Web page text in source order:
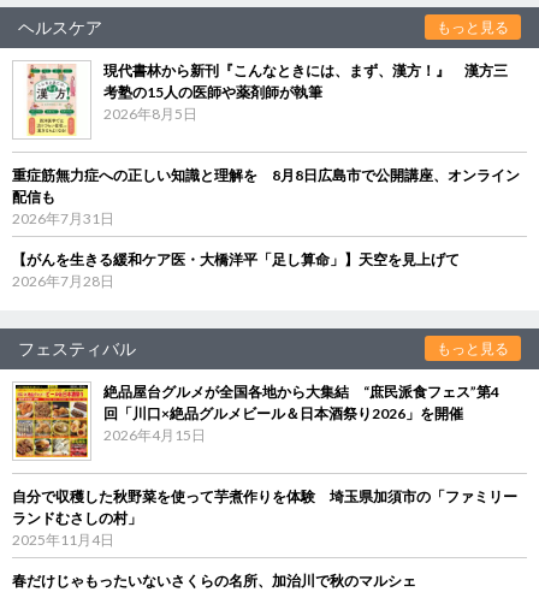
ヘルスケア もっと見る
現代書林から新刊『こんなときには、まず、漢方！』 漢方三
考塾の15人の医師や薬剤師が執筆
2026年8月5日
重症筋無力症への正しい知識と理解を 8月8日広島市で公開講座、オンライン
配信も
2026年7月31日
【がんを生きる緩和ケア医・大橋洋平「足し算命」】天空を見上げて
2026年7月28日
フェスティバル もっと見る
絶品屋台グルメが全国各地から大集結 “庶民派食フェス”第4
回「川口×絶品グルメビール＆日本酒祭り2026」を開催
2026年4月15日
自分で収穫した秋野菜を使って芋煮作りを体験 埼玉県加須市の「ファミリー
ランドむさしの村」
2025年11月4日
春だけじゃもったいないさくらの名所、加治川で秋のマルシェ